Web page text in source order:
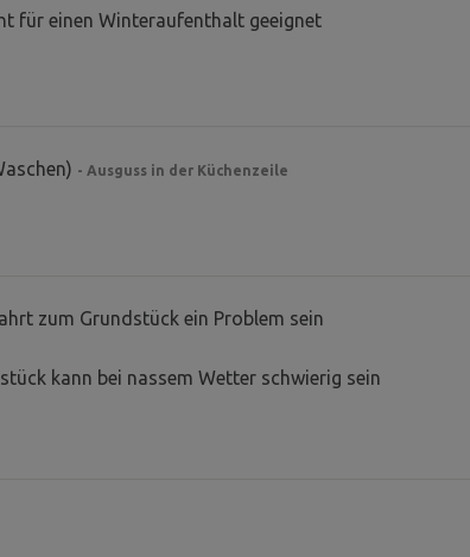
für einen Winteraufenthalt geeignet
- Ausguss in der Küchenzeile
zum Grundstück ein Problem sein
kann bei nassem Wetter schwierig sein